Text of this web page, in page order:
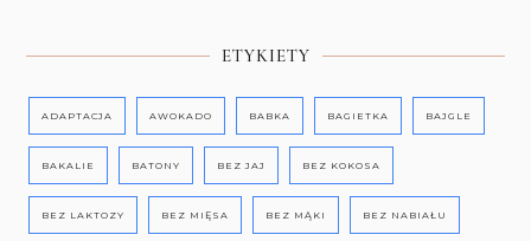
ETYKIETY
ADAPTACJA AWOKADO BABKA BAGIETKA BAJGLE
BAKALIE BATONY BEZ JAJ BEZ KOKOSA
BEZ LAKTOZY BEZ MIĘSA BEZ MĄKI BEZ NABIAŁU